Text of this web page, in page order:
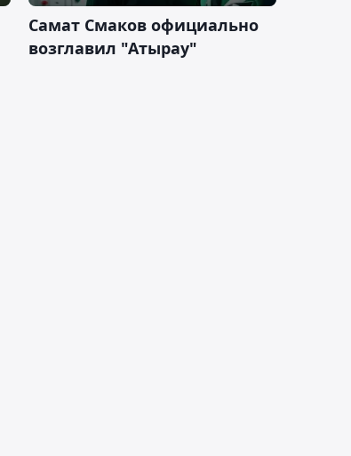
Самат Смаков официально
возглавил "Атырау"